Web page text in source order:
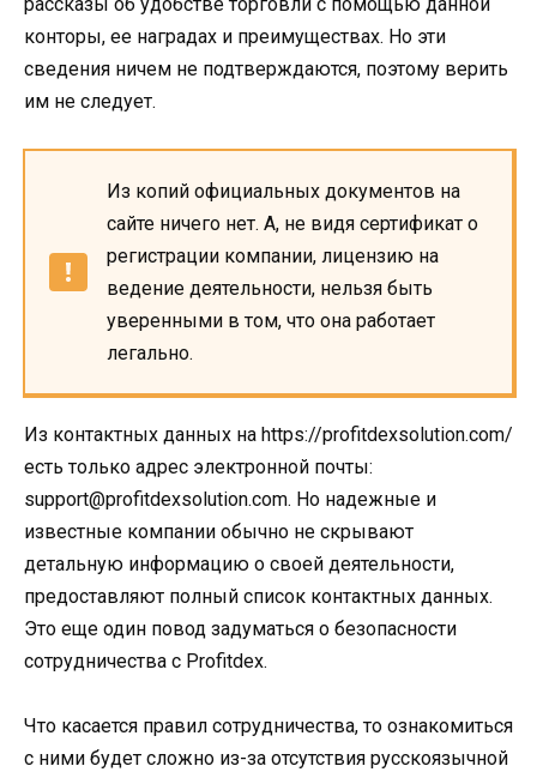
конторы, ее наградах и преимуществах. Но эти
сведения ничем не подтверждаются, поэтому верить
им не следует.
Из копий официальных документов на
сайте ничего нет. А, не видя сертификат о
регистрации компании, лицензию на
ведение деятельности, нельзя быть
уверенными в том, что она работает
легально.
Из контактных данных на https://profitdexsolution.com/
есть только адрес электронной почты:
support@profitdexsolution.com. Но надежные и
известные компании обычно не скрывают
детальную информацию о своей деятельности,
предоставляют полный список контактных данных.
Это еще один повод задуматься о безопасности
сотрудничества с Profitdex.
Что касается правил сотрудничества, то ознакомиться
с ними будет сложно из-за отсутствия русскоязычной